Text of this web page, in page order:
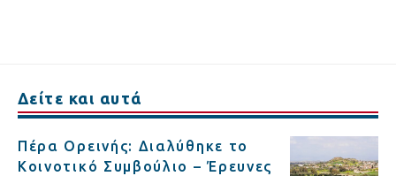
Δείτε και αυτά
Πέρα Ορεινής: Διαλύθηκε το
Κοινοτικό Συμβούλιο – Έρευνες